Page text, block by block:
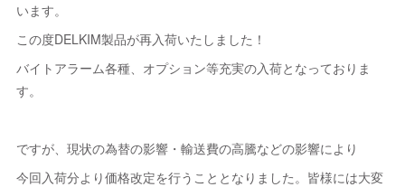
います。
この度DELKIM製品が再入荷いたしました！
バイトアラーム各種、オプション等充実の入荷となっておりま
す。
ですが、現状の為替の影響・輸送費の高騰などの影響により
今回入荷分より価格改定を行うこととなりました。皆様には大変